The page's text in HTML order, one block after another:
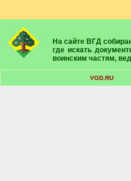
На сайте ВГД собираются люди, увлеченные генеалогией, историей, геральдикой и т.д. Здесь вы найдете собеседников, экспертов, умелых помощников в поисках предков и родственников. Вам подскажут
где искать
воинским частям,
VGD.RU